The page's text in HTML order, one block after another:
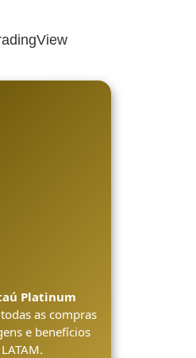
Platinum
as compras
e benefícios